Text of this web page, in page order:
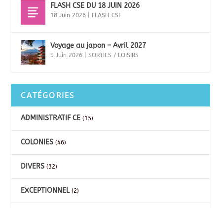
FLASH CSE DU 18 JUIN 2026
18 Juin 2026 FLASH CSE
Voyage au japon – Avril 2027
9 Juin 2026 |SORTIES / LOISIRS
CATÉGORIES
ADMINISTRATIF CE (15)
COLONIES (46)
DIVERS (32)
EXCEPTIONNEL(2)